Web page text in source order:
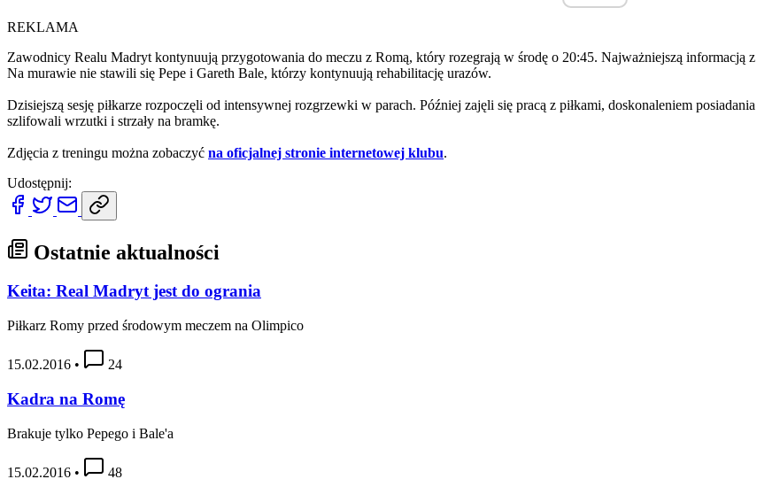
REKLAMA
Zawodnicy Realu Madryt kontynuują przygotowania do meczu z Romą, który rozegrają w środę o 20:45. Najważniejszą informacją
Na murawie nie stawili się Pepe i Gareth Bale, którzy kontynuują rehabilitację urazów.
Dzisiejszą sesję piłkarze rozpoczęli od intensywnej rozgrzewki w parach. Później zajęli się pracą z piłkami, doskonaleniem
szlifowali wrzutki i strzały na bramkę.
Zdjęcia z treningu można zobaczyć na oficjalnej stronie internetowej klubu.
Udostępnij:
Ostatnie aktualności
Keita: Real Madryt jest do ogrania
Piłkarz Romy przed środowym meczem na Olimpico
15.02.2016 • 24
Kadra na Romę
Brakuje tylko Pepego i Bale'a
15.02.2016 • 48